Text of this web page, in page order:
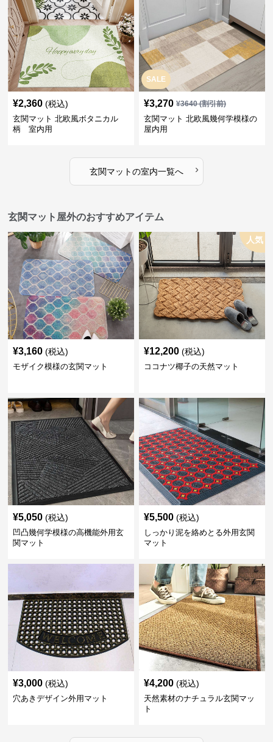
¥2,360 (税込)
玄関マット 北欧風ボタニカル
柄 室内用
SALE
¥3,270 ¥3640(割引前)
玄関マット 北欧風幾何学模様の
屋内用
玄関マットの室内一覧へ ›
玄関マット屋外のおすすめアイテム
¥3,160 (税込)
モザイク模様の玄関マット
人気
¥12,200 (税込)
ココナツ椰子の天然マット
¥5,050 (税込)
凹凸幾何学模様の高機能外用玄
関マット
¥5,500 (税込)
しっかり泥を絡めとる外用玄関
マット
¥3,000 (税込)
穴あきデザイン外用マット
¥4,200 (税込)
天然素材のナチュラル玄関マッ
ト